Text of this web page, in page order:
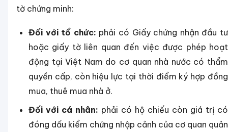
tờ chứng minh:
Đối với tổ chức: phải có Giấy chứng nhận đầu tư
hoặc giấy tờ liên quan đến việc được phép hoạt
động tại Việt Nam do cơ quan nhà nước có thẩm
quyền cấp, còn hiệu lực tại thời điểm ký hợp đồng
mua, thuê mua nhà ở.
Đối với cá nhân: phải có hộ chiếu còn giá trị có
đóng dấu kiểm chứng nhập cảnh của cơ quan quản